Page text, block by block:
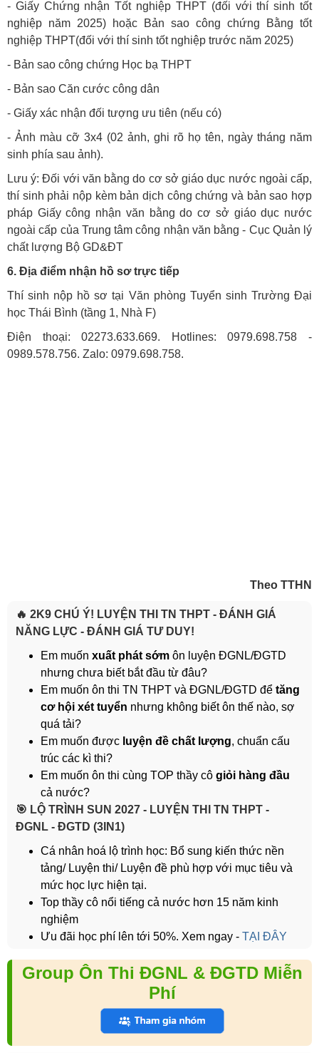
- Giấy Chứng nhận Tốt nghiệp THPT (đối với thí sinh tốt
nghiệp năm 2025) hoặc Bản sao công chứng Bằng tốt
nghiệp THPT(đối với thí sinh tốt nghiệp trước năm 2025)
- Bản sao công chứng Học bạ THPT
- Bản sao Căn cước công dân
- Giấy xác nhận đối tượng ưu tiên (nếu có)
- Ảnh màu cỡ 3x4 (02 ảnh, ghi rõ họ tên, ngày tháng năm
sinh phía sau ảnh).
Lưu ý: Đối với văn bằng do cơ sở giáo dục nước ngoài cấp,
thí sinh phải nộp kèm bản dịch công chứng và bản sao hợp
pháp Giấy công nhận văn bằng do cơ sở giáo dục nước
ngoài cấp của Trung tâm công nhận văn bằng - Cục Quản lý
chất lượng Bộ GD&ĐT
6. Địa điểm nhận hồ sơ trực tiếp
Thí sinh nộp hồ sơ tại Văn phòng Tuyển sinh Trường Đại
học Thái Bình (tầng 1, Nhà F)
Điện thoại: 02273.633.669. Hotlines: 0979.698.758 -
0989.578.756. Zalo: 0979.698.758.
Theo TTHN
🔥 2K9 CHÚ Ý! LUYỆN THI TN THPT - ĐÁNH GIÁ
NĂNG LỰC - ĐÁNH GIÁ TƯ DUY!
Em muốn xuất phát sớm ôn luyện ĐGNL/ĐGTD
nhưng chưa biết bắt đầu từ đâu?
Em muốn ôn thi TN THPT và ĐGNL/ĐGTD để tăng
cơ hội xét tuyển nhưng không biết ôn thế nào, sợ
quá tải?
Em muốn được luyện đề chất lượng, chuẩn cấu
trúc các kì thi?
Em muốn ôn thi cùng TOP thầy cô giỏi hàng đầu
cả nước?
️🎯 LỘ TRÌNH SUN 2027 - LUYỆN THI TN THPT -
ĐGNL - ĐGTD (3IN1)
Cá nhân hoá lộ trình học: Bổ sung kiến thức nền
tảng/ Luyện thi/ Luyện đề phù hợp với mục tiêu và
mức học lực hiện tại.
Top thầy cô nổi tiếng cả nước hơn 15 năm kinh
nghiệm
Ưu đãi học phí lên tới 50%. Xem ngay - TẠI ĐÂY
Group Ôn Thi ĐGNL & ĐGTD Miễn
Phí